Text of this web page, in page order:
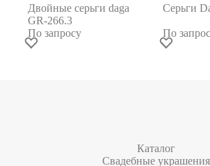
Двойные серьги daga
GR-266.3
По запросу
Серьги
По
Каталог
Свадебные украшения